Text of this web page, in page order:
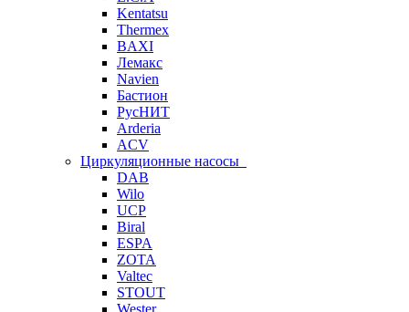
Kentatsu
Thermex
BAXI
Лемакс
Navien
Бастион
РусНИТ
Arderia
ACV
Циркуляционные насосы
DAB
Wilo
UCP
Biral
ESPA
ZOTA
Valtec
STOUT
Wester